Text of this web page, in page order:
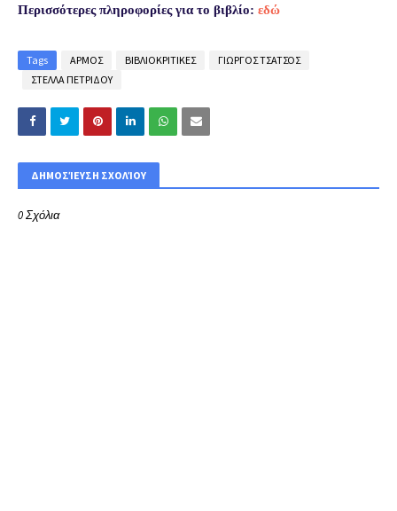
Περισσότερες πληροφορίες για το βιβλίο: εδώ
Tags ΑΡΜΟΣ ΒΙΒΛΙΟΚΡΙΤΙΚΕΣ
ΓΙΩΡΓΟΣ ΤΣΑΤΣΟΣ
ΣΤΕΛΛΑ ΠΕΤΡΙΔΟΥ
ΔΗΜΟΣΊΕΥΣΗ ΣΧΟΛΊΟΥ
0 Σχόλια